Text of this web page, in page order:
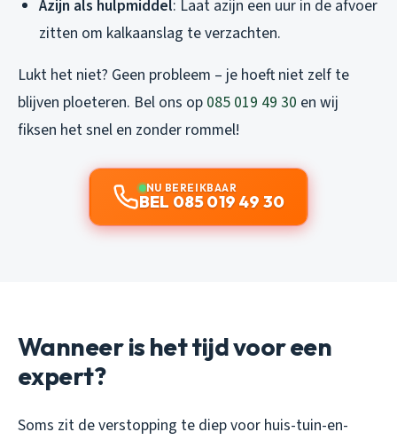
Azijn als hulpmiddel: Laat azijn een uur in de afvoer
zitten om kalkaanslag te verzachten.
Lukt het niet? Geen probleem – je hoeft niet zelf te
blijven ploeteren. Bel ons op 085 019 49 30 en wij
fiksen het snel en zonder rommel!
NU BEREIKBAAR
BEL 085 019 49 30
Wanneer is het tijd voor een
expert?
Soms zit de verstopping te diep voor huis-tuin-en-